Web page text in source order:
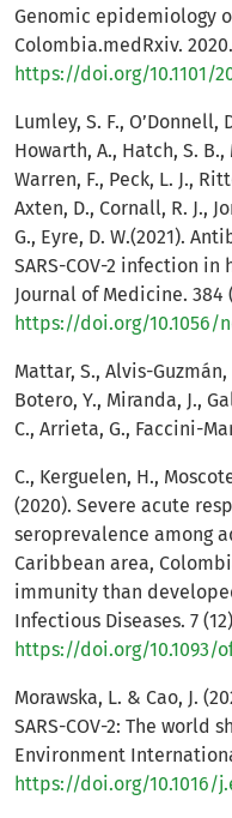
Genomic epidemiology
Colombia.medRxiv.
https://doi.org/10.1101/
Lumley, S. F., O’Donnell,
Howarth, A., Hatch, S. B.,
Warren, F., Peck, L. J.,
Axten, D., Cornall, R. J.,
G., Eyre, D. W.(2021).
SARS-COV-2 infection
Journal of Medicine. 384
https://doi.org/10.1056/
Mattar, S., Alvis-Guzmán,
Botero, Y., Miranda, J.,
C., Arrieta, G., Faccini-
C., Kerguelen, H.,
(2020). Severe acute
seroprevalence among
Caribbean area,
immunity than
Infectious Diseases. 7
https://doi.org/10.1093/
Morawska, L. & Cao, J.
SARS-COV-2: The world
Environment
https://doi.org/10.1016/